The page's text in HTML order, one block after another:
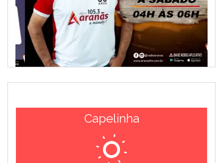
Capelinha